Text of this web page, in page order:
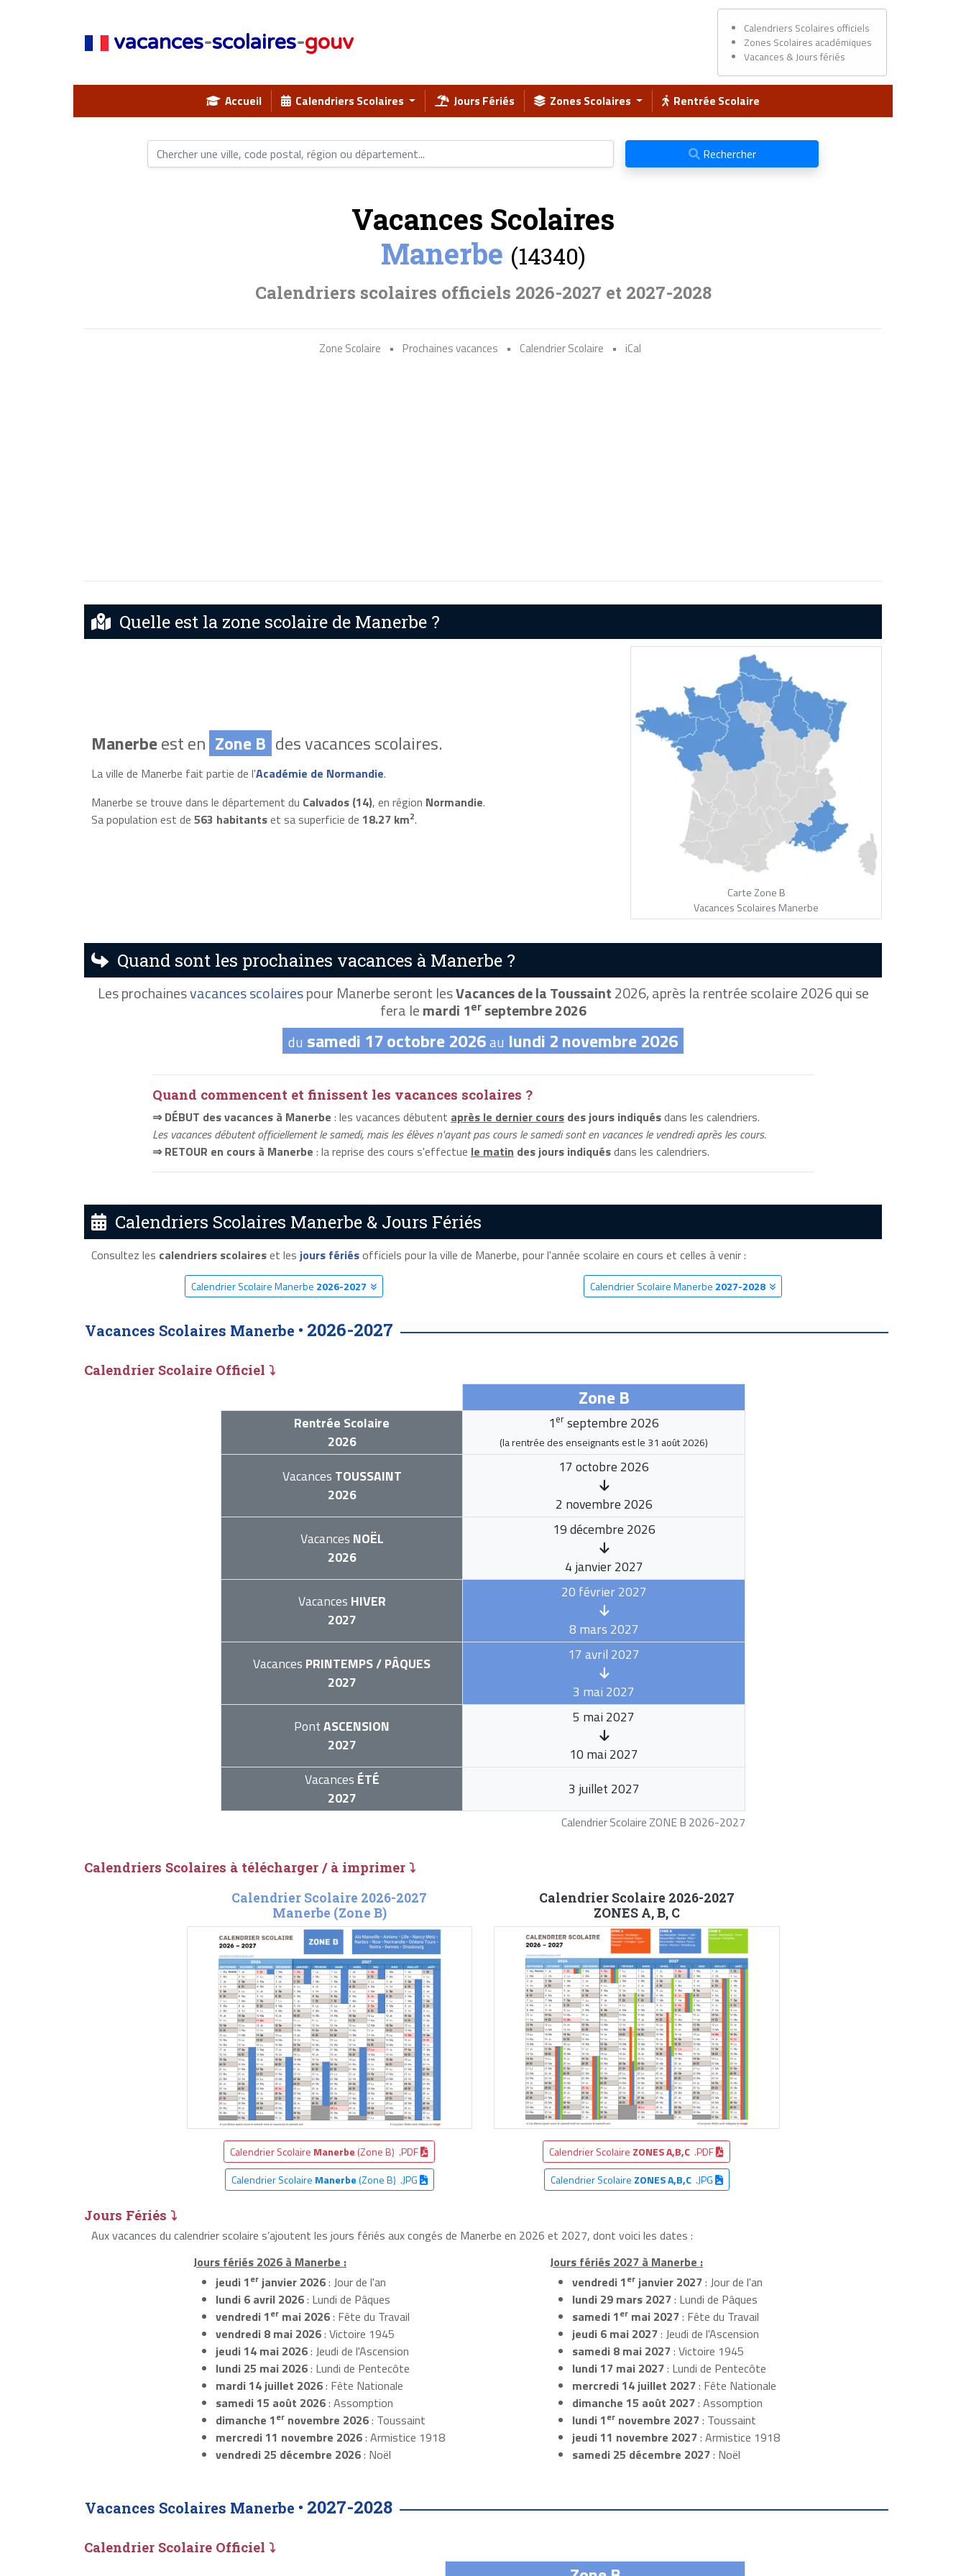
vacances-scolaires-gouv
Calendriers Scolaires officiels
Zones Scolaires académiques
Vacances & Jours fériés
Accueil Calendriers Scolaires Jours Fériés Zones Scolaires Rentrée Scolaire
Rechercher
Vacances Scolaires
Manerbe (14340)
Calendriers scolaires officiels 2026-2027 et 2027-2028
Zone Scolaire • Prochaines vacances • Calendrier Scolaire • iCal
Quelle est la zone scolaire de Manerbe ?
Manerbeest en Zone B des vacances scolaires.
La ville de Manerbe fait partie de l'Académie de Normandie.
Manerbe se trouve dans le département du Calvados (14), en région Normandie.
Sa population est de 563 habitantset sa superficie de 18.27 km2.
Carte Zone B
Vacances Scolaires Manerbe
Quand sont les prochaines vacances à Manerbe ?
Les prochainesvacances scolairespour Manerbe seront lesVacances de la Toussaint2026, après la rentrée scolaire 2026 qui se
fera lemardi 1erseptembre 2026
du samedi 17 octobre 2026au lundi 2 novembre 2026
Quand commencent et finissent les vacances scolaires ?
⇒ DÉBUT des vacances à Manerbe : les vacances débutent après le dernier cours des jours indiquésdans les calendriers.
Les vacances débutent officiellement le samedi, mais les élèves n'ayant pas cours le samedi sont en vacances le vendredi après les cours.
⇒ RETOUR en cours à Manerbe : la reprise des cours s'effectue le matin des jours indiquésdans les calendriers.
Calendriers Scolaires Manerbe & Jours Fériés
Consultez les calendriers scolaireset les jours fériésofficiels pour la ville de Manerbe, pour l'année scolaire en cours et celles à venir :
Calendrier Scolaire Manerbe 2026-2027 Calendrier Scolaire Manerbe 2027-2028
Vacances Scolaires Manerbe • 2026-2027
Calendrier Scolaire Officiel ⤵
Calendrier Scolaire ZONE B 2026-2027
Zone B
Rentrée Scolaire
2026
1 er septembre 2026
(la rentrée des enseignants est le 31 août 2026)
Vacances TOUSSAINT
2026
17 octobre 2026
2 novembre 2026
Vacances NOËL
2026
19 décembre 2026
4 janvier 2027
Vacances HIVER
2027
20 février 2027
8 mars 2027
Vacances PRINTEMPS / PÂQUES
2027
17 avril 2027
3 mai 2027
PontASCENSION
2027
5 mai 2027
10 mai 2027
Vacances ÉTÉ
2027
3 juillet 2027
Calendriers Scolaires à télécharger / à imprimer ⤵
Calendrier Scolaire 2026-2027
Manerbe (Zone B)
Calendrier Scolaire Manerbe (Zone B) .PDF
Calendrier Scolaire Manerbe(Zone B) .JPG
Calendrier Scolaire 2026-2027
ZONES A, B, C
Calendrier Scolaire ZONES A,B,C .PDF
Calendrier Scolaire ZONES A,B,C.JPG
Jours Fériés ⤵
Aux vacances du calendrier scolaire s’ajoutent les jours fériés aux congés de Manerbe en 2026 et 2027, dont voici les dates :
Jours fériés 2026 à Manerbe :
jeudi 1erjanvier 2026: Jour de l'an
lundi 6 avril 2026: Lundi de Pâques
vendredi 1ermai 2026: Fête du Travail
vendredi 8 mai 2026: Victoire 1945
jeudi 14 mai 2026: Jeudi de l'Ascension
lundi 25 mai 2026: Lundi de Pentecôte
mardi 14 juillet 2026: Fête Nationale
samedi 15 août 2026: Assomption
dimanche 1ernovembre 2026: Toussaint
mercredi 11 novembre 2026: Armistice 1918
vendredi 25 décembre 2026: Noël
Jours fériés 2027 à Manerbe :
vendredi 1erjanvier 2027: Jour de l'an
lundi 29 mars 2027: Lundi de Pâques
samedi 1ermai 2027: Fête du Travail
jeudi 6 mai 2027: Jeudi de l'Ascension
samedi 8 mai 2027: Victoire 1945
lundi 17 mai 2027: Lundi de Pentecôte
mercredi 14 juillet 2027: Fête Nationale
dimanche 15 août 2027: Assomption
lundi 1ernovembre 2027: Toussaint
jeudi 11 novembre 2027: Armistice 1918
samedi 25 décembre 2027: Noël
Vacances Scolaires Manerbe • 2027-2028
Calendrier Scolaire Officiel ⤵